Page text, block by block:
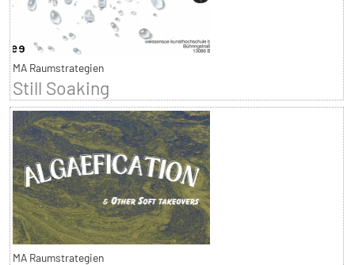
MA Raumstrategien
Still Soaking
MA Raumstrategien